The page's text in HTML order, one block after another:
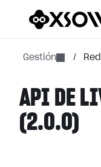
Gestión /
API DE
(2.0.0)